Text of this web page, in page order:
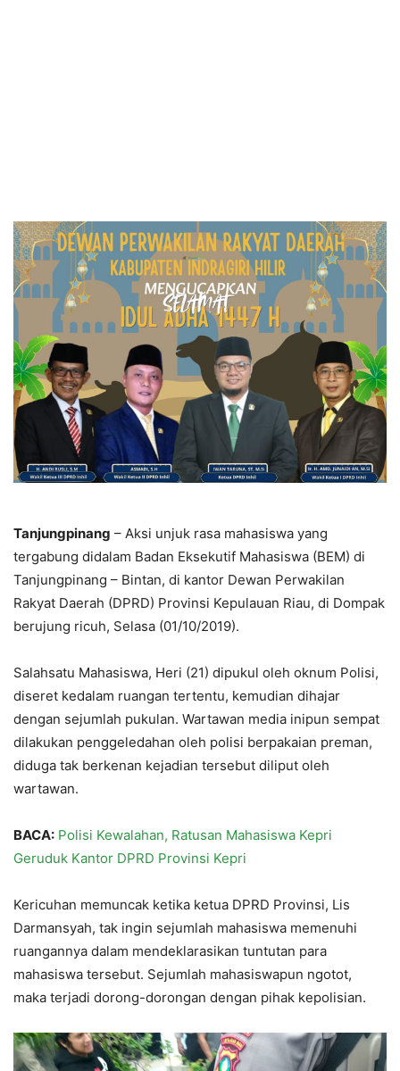
Tanjungpinang – Aksi unjuk rasa mahasiswa yang
tergabung didalam Badan Eksekutif Mahasiswa (BEM) di
Tanjungpinang – Bintan, di kantor Dewan Perwakilan
Rakyat Daerah (DPRD) Provinsi Kepulauan Riau, di Dompak
berujung ricuh, Selasa (01/10/2019).
Salahsatu Mahasiswa, Heri (21) dipukul oleh oknum Polisi,
diseret kedalam ruangan tertentu, kemudian dihajar
dengan sejumlah pukulan. Wartawan media inipun sempat
dilakukan penggeledahan oleh polisi berpakaian preman,
diduga tak berkenan kejadian tersebut diliput oleh
wartawan.
BACA: Polisi Kewalahan, Ratusan Mahasiswa Kepri
Geruduk Kantor DPRD Provinsi Kepri
Kericuhan memuncak ketika ketua DPRD Provinsi, Lis
Darmansyah, tak ingin sejumlah mahasiswa memenuhi
ruangannya dalam mendeklarasikan tuntutan para
mahasiswa tersebut. Sejumlah mahasiswapun ngotot,
maka terjadi dorong-dorongan dengan pihak kepolisian.
Video
Player